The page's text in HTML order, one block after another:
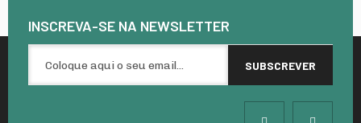
INSCREVA-SE NA NEWSLETTER